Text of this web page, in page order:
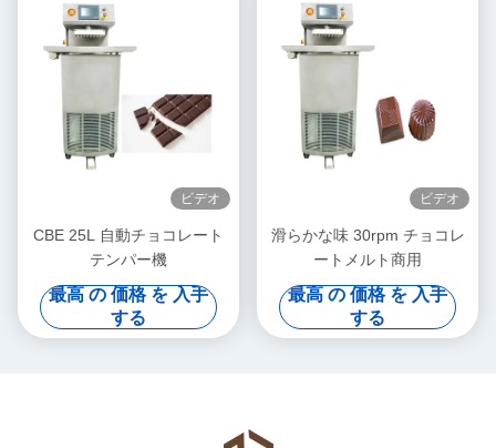
ビデオ
CBE 25L 自動チョコレート
テンパー機
最高 の 価格 を 入手
する
ビデオ
滑らかな味 30rpm チョコレ
ートメルト商用
最高 の 価格 を 入手
する